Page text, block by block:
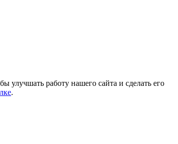
работу нашего сайта и сделать его
.